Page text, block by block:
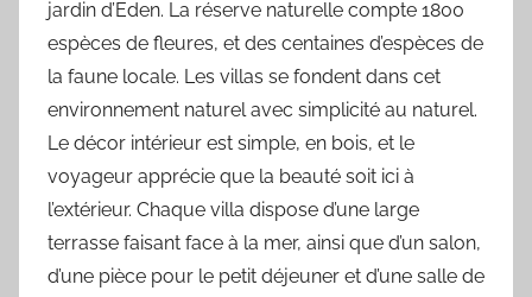
jardin d’Eden. La réserve naturelle compte 1800
espèces de fleures, et des centaines d’espèces de
la faune locale. Les villas se fondent dans cet
environnement naturel avec simplicité au naturel.
Le décor intérieur est simple, en bois, et le
voyageur apprécie que la beauté soit ici à
l’extérieur. Chaque villa dispose d’une large
terrasse faisant face à la mer, ainsi que d’un salon,
d’une pièce pour le petit déjeuner et d’une salle de